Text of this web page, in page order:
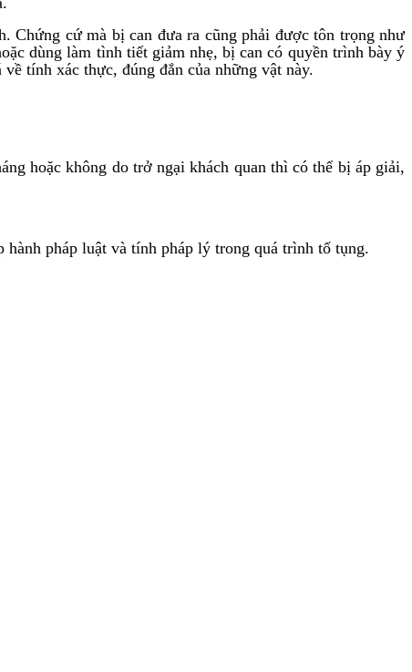
Chứng cứ mà bị can đưa ra cũng phải được tôn trọng như
dùng làm tình tiết giảm nhẹ, bị can có quyền trình bày ý
tính xác thực, đúng đắn của những vật này.
hoặc không do trở ngại khách quan thì có thể bị áp giải,
pháp luật và tính pháp lý trong quá trình tố tụng.